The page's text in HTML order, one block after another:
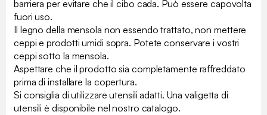
barriera per evitare che il cibo cada. Può essere capovolta
fuori uso.
Il legno della mensola non essendo trattato, non mettere
ceppi e prodotti umidi sopra. Potete conservare i vostri
ceppi sotto la mensola.
Aspettare che il prodotto sia completamente raffreddato
prima di installare la copertura.
Si consiglia di utilizzare utensili adatti. Una valigetta di
utensili è disponibile nel nostro catalogo.